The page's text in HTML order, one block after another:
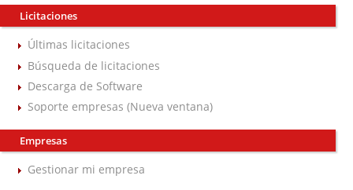
Licitaciones
Últimas licitaciones
Búsqueda de licitaciones
Descarga de Software
Soporte empresas (Nueva ventana)
Empresas
Gestionar mi empresa